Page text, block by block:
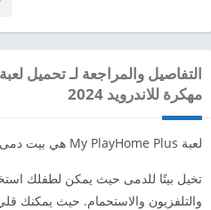
مهكرة للاندرويد 2024
لعبة My PlayHome Plus هي بيت دمى لـ iGeneration.
تخيل بيتًا للدمى حيث يمكن لطفلك
والتلفزيون والاستحمام. حيث يمكنك